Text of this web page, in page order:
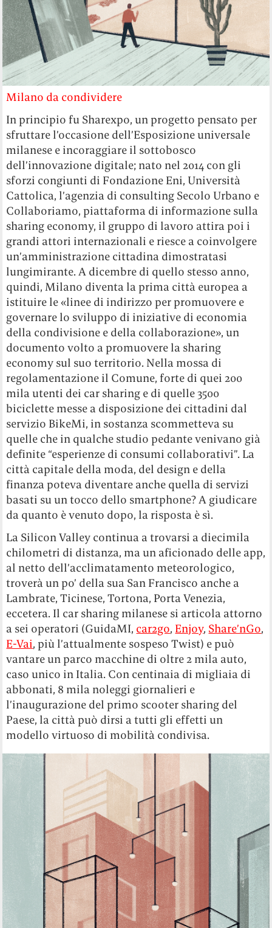
Milano da condividere
In principio fu Sharexpo, un progetto pensato per
sfruttare l’occasione dell’Esposizione universale
milanese e incoraggiare il sottobosco
dell’innovazione digitale; nato nel 2014 con gli
sforzi congiunti di Fondazione Eni, Università
Cattolica, l’agenzia di consulting Secolo Urbano e
Collaboriamo, piattaforma di informazione sulla
sharing economy, il gruppo di lavoro attira poi i
grandi attori internazionali e riesce a coinvolgere
un’amministrazione cittadina dimostratasi
lungimirante. A dicembre di quello stesso anno,
quindi, Milano diventa la prima città europea a
istituire le «linee di indirizzo per promuovere e
governare lo sviluppo di iniziative di economia
della condivisione e della collaborazione», un
documento volto a promuovere la sharing
economy sul suo territorio. Nella mossa di
regolamentazione il Comune, forte di quei 200
mila utenti dei car sharing e di quelle 3500
biciclette messe a disposizione dei cittadini dal
servizio BikeMi, in sostanza scommetteva su
quelle che in qualche studio pedante venivano già
definite “esperienze di consumi collaborativi”. La
città capitale della moda, del design e della
finanza poteva diventare anche quella di servizi
basati su un tocco dello smartphone? A giudicare
da quanto è venuto dopo, la risposta è sì.
La Silicon Valley continua a trovarsi a diecimila
chilometri di distanza, ma un aficionado delle app,
al netto dell’acclimatamento meteorologico,
troverà un po’ della sua San Francisco anche a
Lambrate, Ticinese, Tortona, Porta Venezia,
eccetera. Il car sharing milanese si articola attorno
a sei operatori (GuidaMI, car2go, Enjoy, Share’nGo,
E-Vai, più l’attualmente sospeso Twist) e può
vantare un parco macchine di oltre 2 mila auto,
caso unico in Italia. Con centinaia di migliaia di
abbonati, 8 mila noleggi giornalieri e
l’inaugurazione del primo scooter sharing del
Paese, la città può dirsi a tutti gli effetti un
modello virtuoso di mobilità condivisa.